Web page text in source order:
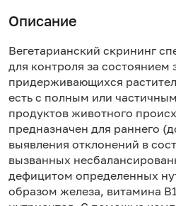
Описание
Вегетарианский скрининг
для контроля за состоянием
придерживающихся
есть с полным или
продуктов животного
предназначен для раннего
выявления отклонений в
вызванных
дефицитом определенных
образом железа, витамина